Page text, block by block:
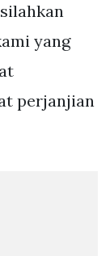
yang
perjanjian